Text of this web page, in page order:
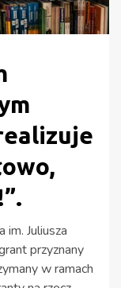
Juliusza
przyznany
w ramach